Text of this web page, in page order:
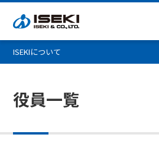
役員一覧
ISEKIについて